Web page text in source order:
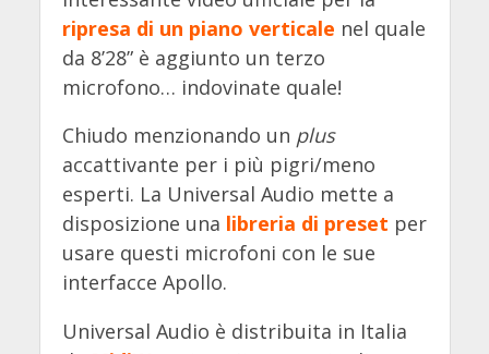
ripresa di un piano verticale nel quale
da 8’28” è aggiunto un terzo
microfono… indovinate quale!
Chiudo menzionando un plus
accattivante per i più pigri/meno
esperti. La Universal Audio mette a
disposizione una libreria di preset per
usare questi microfoni con le sue
interfacce Apollo.
Universal Audio è distribuita in Italia